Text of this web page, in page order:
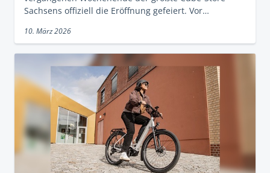
Sachsens offiziell die Eröffnung gefeiert. Vor…
10. März 2026